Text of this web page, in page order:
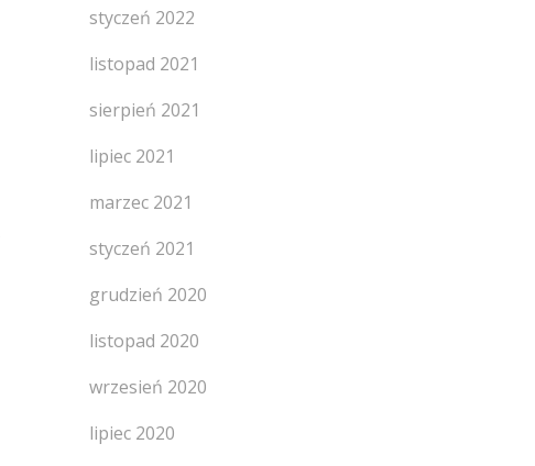
styczeń 2022
listopad 2021
sierpień 2021
lipiec 2021
marzec 2021
styczeń 2021
grudzień 2020
listopad 2020
wrzesień 2020
lipiec 2020